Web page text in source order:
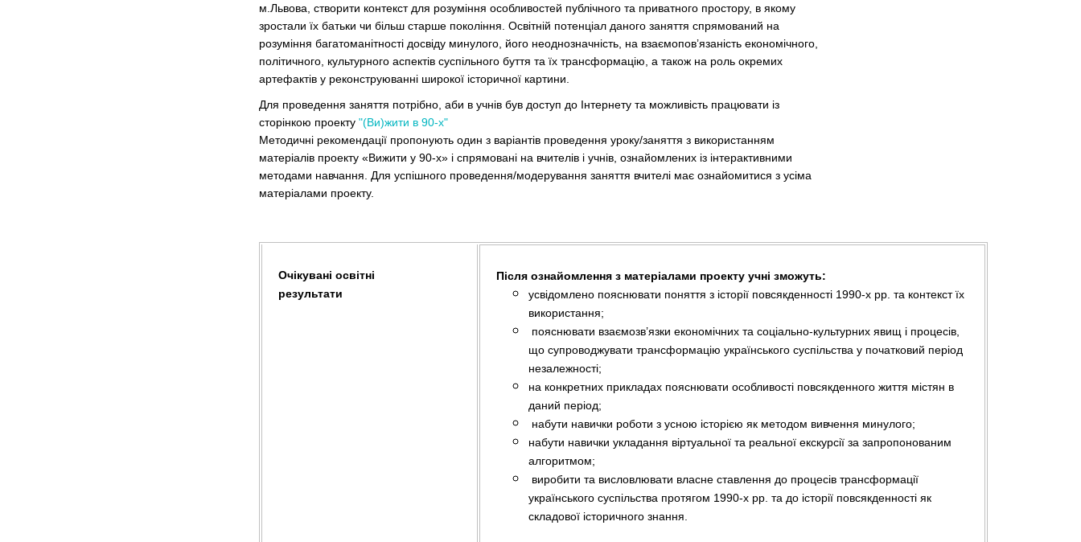
м.Львова, створити контекст для розуміння особливостей публічного та приватного простору, в якому
зростали їх батьки чи більш старше покоління. Освітній потенціал даного заняття спрямований на
розуміння багатоманітності досвіду минулого, його неоднозначність, на взаємопов’язаність економічного,
політичного, культурного аспектів суспільного буття та їх трансформацію, а також на роль окремих
артефактів у реконструюванні широкої історичної картини.
Для проведення заняття потрібно, аби в учнів був доступ до Інтернету та можливість працювати із
сторінкою проекту "(Ви)жити в 90-х"
Методичні рекомендації пропонують один з варіантів проведення уроку/заняття з використанням
матеріалів проекту «Вижити у 90-х» і спрямовані на вчителів і учнів, ознайомлених із інтерактивними
методами навчання. Для успішного проведення/модерування заняття вчителі має ознайомитися з усіма
матеріалами проекту.
Очікувані освітні
результати
Після ознайомлення з матеріалами проекту учні зможуть:
усвідомлено пояснювати поняття з історії повсякденності 1990-х рр. та контекст їх
використання;
пояснювати взаємозв’язки економічних та соціально-культурних явищ і процесів,
що супроводжувати трансформацію українського суспільства у початковий період
незалежності;
на конкретних прикладах пояснювати особливості повсякденного життя містян в
даний період;
набути навички роботи з усною історією як методом вивчення минулого;
набути навички укладання віртуальної та реальної екскурсії за запропонованим
алгоритмом;
виробити та висловлювати власне ставлення до процесів трансформації
українського суспільства протягом 1990-х рр. та до історії повсякденності як
складової історичного знання.